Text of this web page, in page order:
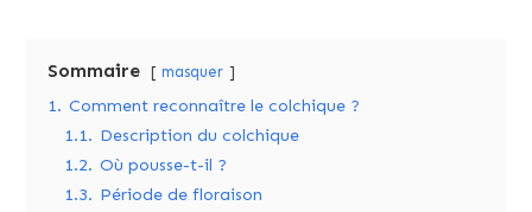
Sommaire masquer
1. Comment reconnaître le colchique ?
1.1. Description du colchique
1.2. Où pousse-t-il ?
1.3. Période de floraison